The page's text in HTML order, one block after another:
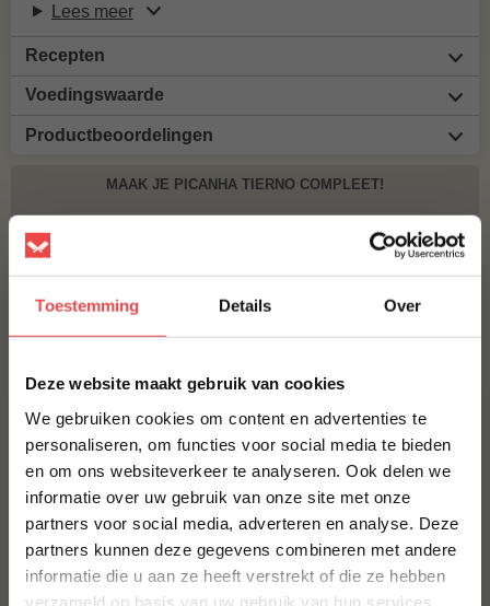
Toestemming Details Over
Deze website maakt gebruik van cookies
We gebruiken cookies om content en advertenties te
personaliseren, om functies voor social media te bieden
en om ons websiteverkeer te analyseren. Ook delen we
informatie over uw gebruik van onze site met onze
partners voor social media, adverteren en analyse. Deze
partners kunnen deze gegevens combineren met andere
informatie die u aan ze heeft verstrekt of die ze hebben
verzameld op basis van uw gebruik van hun services.
Lees meer
Recepten
Voedingswaarde
Productbeoordelingen
MAAK JE PICANHA TIERNO COMPLEET!
€ 9,95
Bestel alles
Procureur
(24 )
10% korting op je
eerste bestelling*
Schrijf je in voor onze nieuwsbrief en ontvang direct
10% korting op jouw eerste bestelling.